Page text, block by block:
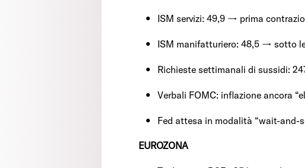
ISM servizi: 49,9 → prima
ISM manifatturiero: 48,5 → sotto
Richieste settimanali di sussidi:
Verbali FOMC: inflazione ancora
Fed attesa in modalità “wait-and-
EUROZONA